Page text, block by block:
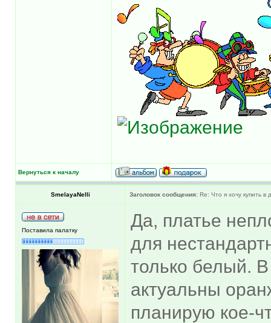
Вернуться к началу
SmelayaNelli Заголовок сообщения: Re: Что я хочу купить
Поставила палатку
Да, платье
для
только белый.
актуальны
планирую кое-